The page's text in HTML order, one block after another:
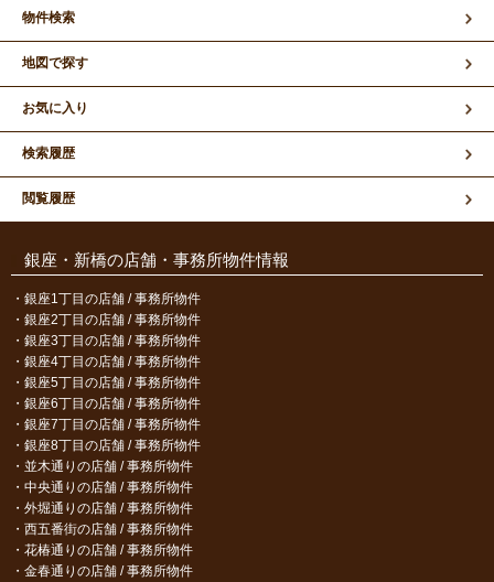
物件検索
地図で探す
お気に入り
検索履歴
閲覧履歴
銀座・新橋の店舗・事務所物件情報
銀座1丁目の店舗 / 事務所物件
銀座2丁目の店舗 / 事務所物件
銀座3丁目の店舗 / 事務所物件
銀座4丁目の店舗 / 事務所物件
銀座5丁目の店舗 / 事務所物件
銀座6丁目の店舗 / 事務所物件
銀座7丁目の店舗 / 事務所物件
銀座8丁目の店舗 / 事務所物件
並木通りの店舗 / 事務所物件
中央通りの店舗 / 事務所物件
外堀通りの店舗 / 事務所物件
西五番街の店舗 / 事務所物件
花椿通りの店舗 / 事務所物件
金春通りの店舗 / 事務所物件